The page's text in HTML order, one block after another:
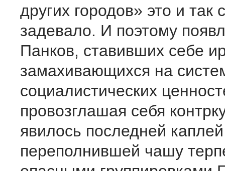
других городов» это и так
задевало. И поэтому
Панков, ставивших себе
замахивающихся на
социалистических
провозглашая себя
явилось последней каплей
переполнившей чашу